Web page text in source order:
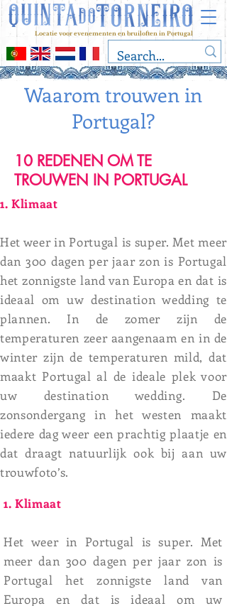
Locatie voor evenementen en bruiloften in Portugal
Waarom trouwen in
Portugal?
10 REDENEN OM TE
TROUWEN IN PORTUGAL
1. Klimaat
Het weer in Portugal is super. Met meer
dan 300 dagen per jaar zon is Portugal
het zonnigste land van Europa en dat is
ideaal om uw destination wedding te
plannen. In de zomer zijn de
temperaturen zeer aangenaam en in de
winter zijn de temperaturen mild, dat
maakt Portugal al de ideale plek voor
uw destination wedding. De
zonsondergang in het westen maakt
iedere dag weer een prachtig plaatje en
dat draagt natuurlijk ook bij aan uw
trouwfoto’s.
1. Klimaat
Het weer in Portugal is super. Met
meer dan 300 dagen per jaar zon is
Portugal het zonnigste land van
Europa en dat is ideaal om uw